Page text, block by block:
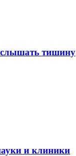
тишину
и клиники